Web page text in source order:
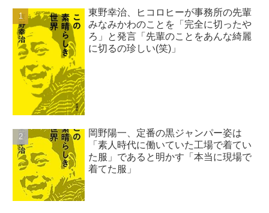
東野幸治、ヒコロヒーが事務所の先輩
みなみかわのことを「完全に切ったや
ろ」と発言「先輩のことをあんな綺麗
に切るの珍しい(笑)」
岡野陽一、定番の黒ジャンパー姿は
「素人時代に働いていた工場で着てい
た服」であると明かす「本当に現場で
着てた服」